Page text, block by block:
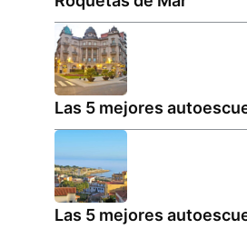
Las 5 mejores
Las 5 mejores